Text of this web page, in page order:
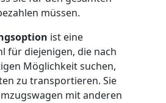
müssen.
ist eine
für diejenigen, die nach
Möglichkeit suchen,
zu transportieren. Sie
mit anderen